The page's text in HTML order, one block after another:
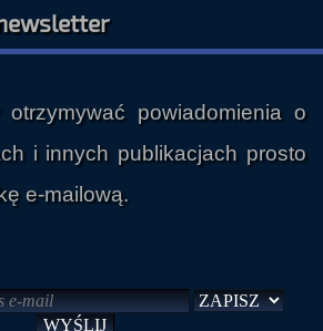
powiadomienia o
i innych publikacjach prosto
e-mailową.